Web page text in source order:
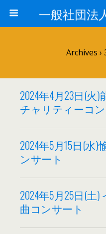
一般社団法
Archives ›
2024年4月23日(火
チャリティーコ
2024年5月15日(水)
ンサート
2024年5月25日(土
曲コンサート